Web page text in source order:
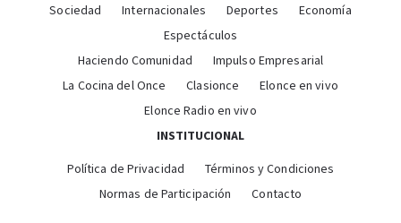
Sociedad
Internacionales Deportes
Economía
Espectáculos
Haciendo Comunidad
Impulso Empresarial
La Cocina del Once
Clasionce
Elonce en vivo
Elonce Radio en vivo
INSTITUCIONAL
Política de Privacidad
Términos y Condiciones
Normas de Participación
Contacto